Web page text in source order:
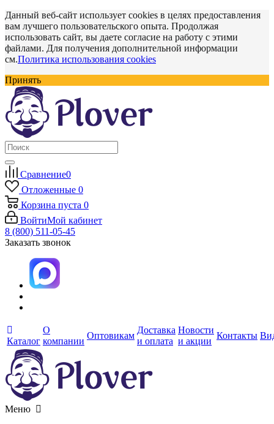
Данный веб-сайт использует cookies в целях предоставления
вам лучшего пользовательского опыта. Продолжая
использовать сайт, вы даете согласие на работу с этими
файлами. Для получения дополнительной информации
см.Политика использования cookies
Принять
Сравнение0
Отложенные 0
Корзина пуста 0
ВойтиМой кабинет
8 (800) 511-05-45
Заказать звонок
Каталог
О
компании
Оптовикам
Доставка
и оплата
Новости
и акции
Контакты
Меню